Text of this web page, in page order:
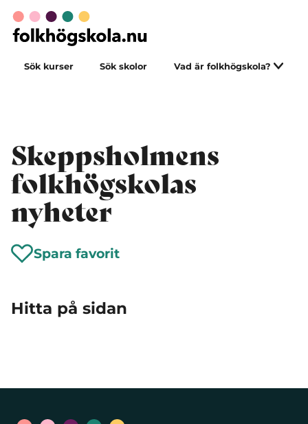
Sök kurser Sök skolor Vad är folkhögskola?
Skeppsholmens
folkhögskolas
nyheter
Spara favorit
Hitta på sidan